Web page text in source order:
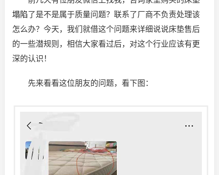
塌陷了是不是属于质量问题？联系了厂商不负责处理该
怎么办？今天，我们就借这个问题来详细说说床垫售后
的一些潜规则，相信大家看过后，对这个行业应该有更
深的认识！
先来看看这位朋友的问题，看下图：